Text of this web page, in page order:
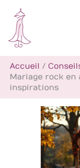
contenu
Accueil
Mariage rock en
inspirations
c
h
e
r
c